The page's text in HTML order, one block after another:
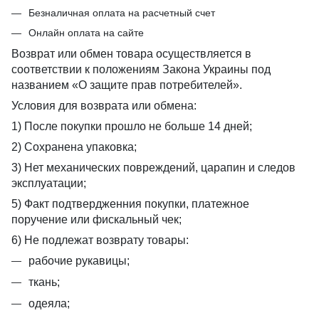
Безналичная оплата на расчетный счет
Онлайн оплата на сайте
Возврат или обмен товара осуществляется в
соответствии к положениям Закона Украины под
названием «О защите прав потребителей».
Условия для возврата или обмена:
1) После покупки прошло не больше 14 дней;
2) Сохранена упаковка;
3) Нет механических повреждений, царапин и следов
эксплуатации;
5) Факт подтвердженния покупки, платежное
поручение или фискальный чек;
6) Не подлежат возврату товары:
рабочие рукавицы;
ткань;
одеяла;